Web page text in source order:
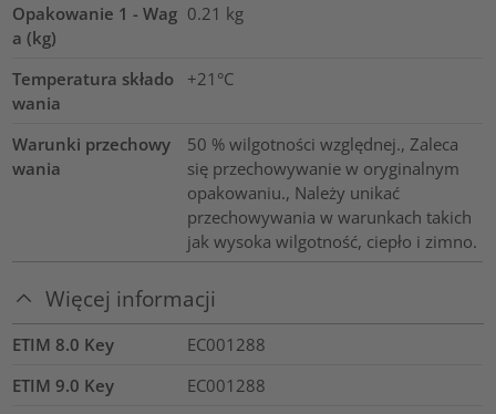
Opakowanie 1 - Wag
a (kg)
0.21 kg
Temperatura składo
wania
+21°C
Warunki przechowy
wania
50 % wilgotności względnej., Zaleca
się przechowywanie w oryginalnym
opakowaniu., Należy unikać
przechowywania w warunkach takich
jak wysoka wilgotność, ciepło i zimno.
Więcej informacji
ETIM 8.0 Key
EC001288
ETIM 9.0 Key
EC001288